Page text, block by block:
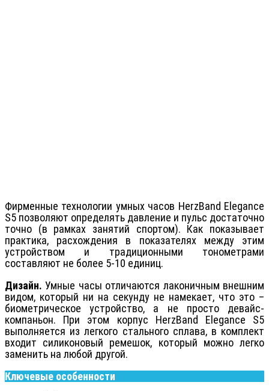
Фирменные технологии умных часов HerzBand Elegance
S5 позволяют определять давление и пульс достаточно
точно (в рамках занятий спортом). Как показывает
практика, расхождения в показателях между этим
устройством и традиционными тонометрами
составляют не более 5-10 единиц.
Дизайн. Умные часы отличаются лаконичным внешним
видом, который ни на секунду не намекает, что это –
биометрическое устройство, а не просто девайс-
компаньон. При этом корпус HerzBand Elegance S5
выполняется из легкого стального сплава, в комплект
входит силиконовый ремешок, который можно легко
заменить на любой другой.
Ключевые особенности